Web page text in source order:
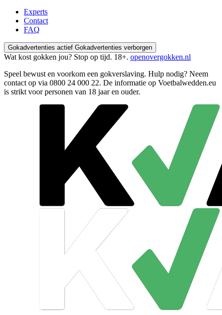
Experts
Contact
FAQ
Gokadvertenties actief Gokadvertenties verborgen
Wat kost gokken jou? Stop op tijd. 18+. openovergokken.nl
Speel bewust en voorkom een gokverslaving. Hulp nodig? Neem
contact op via 0800 24 000 22. De informatie op Voetbalwedden.eu
is strikt voor personen van 18 jaar en ouder.